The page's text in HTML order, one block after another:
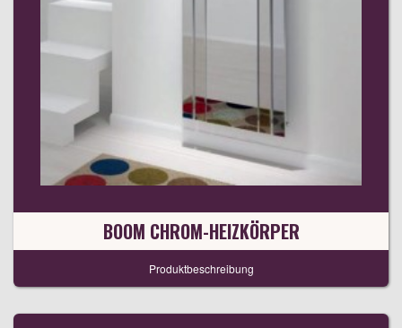
BOOM CHROM-HEIZKÖRPER
Produktbeschreibung